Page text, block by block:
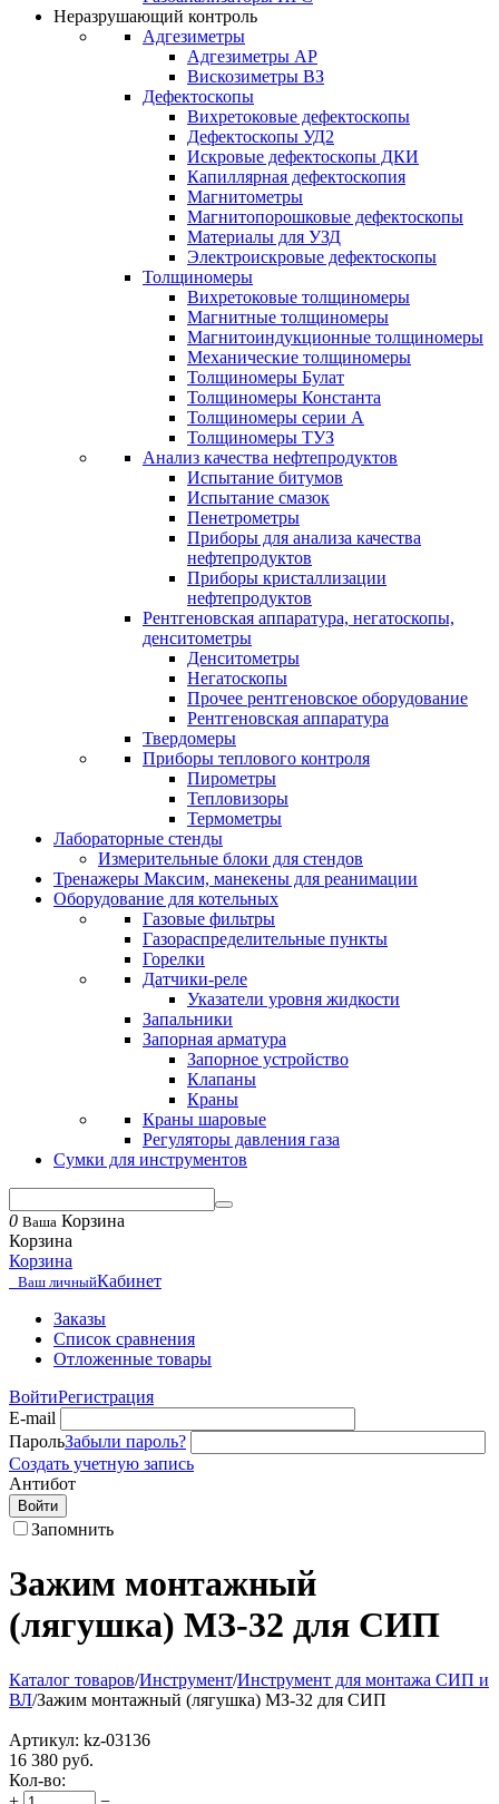
Неразрушающий контроль
Адгезиметры
Адгезиметры АР
Вискозиметры ВЗ
Дефектоскопы
Вихретоковые дефектоскопы
Дефектоскопы УД2
Искровые дефектоскопы ДКИ
Капиллярная дефектоскопия
Магнитометры
Магнитопорошковые дефектоскопы
Материалы для УЗД
Электроискровые дефектоскопы
Толщиномеры
Вихретоковые толщиномеры
Магнитные толщиномеры
Магнитоиндукционные толщиномеры
Механические толщиномеры
Толщиномеры Булат
Толщиномеры Константа
Толщиномеры серии А
Толщиномеры ТУЗ
Анализ качества нефтепродуктов
Испытание битумов
Испытание смазок
Пенетрометры
Приборы для анализа качества
нефтепродуктов
Приборы кристаллизации
нефтепродуктов
Рентгеновская аппаратура, негатоскопы,
денситометры
Денситометры
Негатоскопы
Прочее рентгеновское оборудование
Рентгеновская аппаратура
Твердомеры
Приборы теплового контроля
Пирометры
Тепловизоры
Термометры
Лабораторные стенды
Измерительные блоки для стендов
Тренажеры Максим, манекены для реанимации
Оборудование для котельных
Газовые фильтры
Газораспределительные пункты
Горелки
Датчики-реле
Указатели уровня жидкости
Запальники
Запорная арматура
Запорное устройство
Клапаны
Краны
Краны шаровые
Регуляторы давления газа
Сумки для инструментов
0 Ваша Корзина
Корзина
Корзина
Ваш личныйКабинет
Заказы
Список сравнения
Отложенные товары
ВойтиРегистрация
E-mail
ПарольЗабыли пароль?
Создать учетную запись
Антибот
Войти
Запомнить
Зажим монтажный
(лягушка) МЗ-32 для СИП
Каталог товаров/Инструмент/Инструмент для монтажа СИП и
ВЛ/Зажим монтажный (лягушка) МЗ-32 для СИП
Артикул: kz-03136
16 380 руб.
Кол-во: